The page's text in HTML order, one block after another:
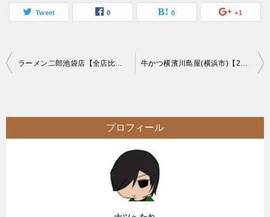
Tweet 0 0 +1
投
ビ
ゲ
ラーメン二郎池袋店【全店比較】二郎大ラーメンヤサイマシマシの旅16店目☆接客抜群乳化二郎 牛かつ横濱川島屋(横浜市)【29の日】牛かつ食べ放題と言う夢のような肉の日イベント
プロフィール